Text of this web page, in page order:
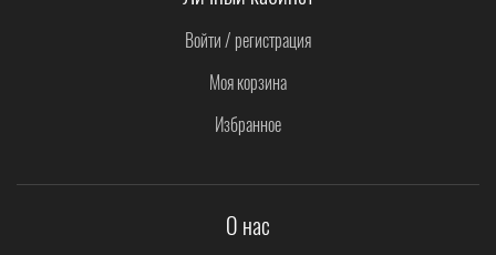
Войти / регистрация
Моя корзина
Избранное
О нас